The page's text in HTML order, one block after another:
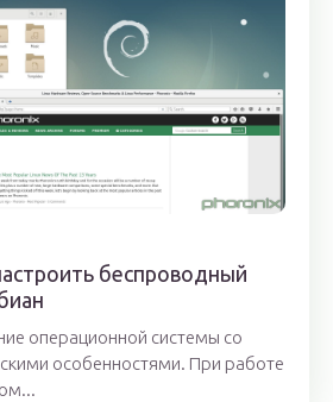
беспроводный
операционной системы со
особенностями. При работе